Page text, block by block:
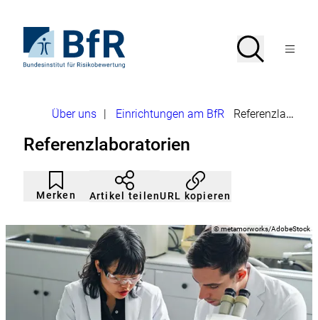
Seiteninhalt
springenStartseite
von
Suche
SucheMenü
Brotkrumennavigation
Über uns Einrichtungen am BfR Referenzlaboratorien
Referenzlaboratorien
Merken
Artikel
nicht
gemerkt
Durch
Klicken
der
hinzufügen.
Artikel teilenURL kopieren
©Copyright
metamorworks/AdobeStock